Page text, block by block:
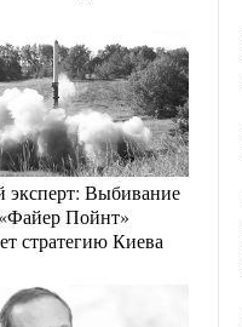
Выбивание
Пойнт»
стратегию Киева